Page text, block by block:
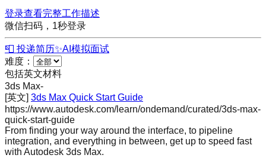
登录查看完整工作描述
微信扫码，1秒登录
📮 投递简历✨AI模拟面试
难度：
包括英文材料
3ds Max-
[英文] 3ds Max Quick Start Guide
https://www.autodesk.com/learn/ondemand/curated/3ds-max-
quick-start-guide
From finding your way around the interface, to pipeline
integration, and everything in between, get up to speed fast
with Autodesk 3ds Max.